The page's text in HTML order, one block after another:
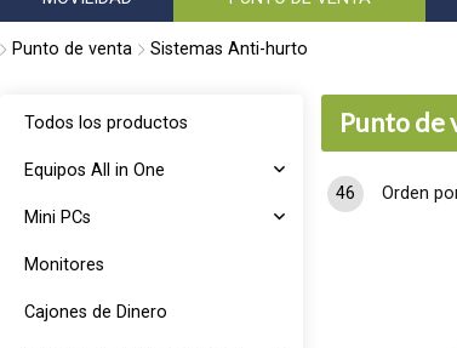
Punto de venta Sistemas Anti-hurto
Todos los productos
Equipos All in One
Mini PCs
Monitores
Cajones de Dinero
Punto de
46 Orden